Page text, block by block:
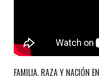
FAMILIA, RAZA Y NACIÓN